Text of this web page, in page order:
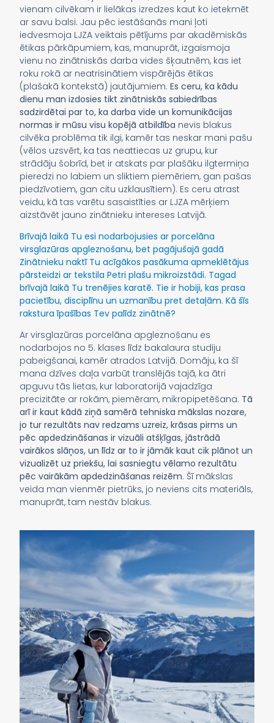
vienam cilvēkam ir lielākas izredzes kaut ko ietekmēt
ar savu balsi. Jau pēc iestāšanās mani ļoti
iedvesmoja LJZA veiktais pētījums par akadēmiskās
ētikas pārkāpumiem, kas, manuprāt, izgaismoja
vienu no zinātniskās darba vides šķautnēm, kas iet
roku rokā ar neatrisinātiem vispārējās ētikas
(plašakā kontekstā) jautājumiem.Es ceru, ka kādu
dienu man izdosies tikt zinātniskās sabiedrības
sadzirdētai par to, ka darba vide un komunikācijas
normas ir mūsu visu kopējā atbildība nevis blakus
cilvēka problēma tik ilgi, kamēr tas neskar mani pašu
(vēlos uzsvērt, ka tas neattiecas uz grupu, kur
strādāju šobrīd, bet ir atskats par plašāku ilgtermiņa
pieredzi no labiem un sliktiem piemēriem, gan pašas
piedzīvotiem, gan citu uzklausītiem). Es ceru atrast
veidu, kā tas varētu sasaistīties ar LJZA mērķiem
aizstāvēt jauno zinātnieku intereses Latvijā.
Brīvajā laikā Tu esi nodarbojusies ar porcelāna
virsglazūras apgleznošanu, bet pagājušajā gadā
Zinātnieku naktī Tu acīgākos pasākuma apmeklētājus
pārsteidzi ar tekstila Petri plašu mikroizstādi. Tagad
brīvajā laikā Tu trenējies karatē. Tie ir hobiji, kas prasa
pacietību, disciplīnu un uzmanību pret detaļām. Kā šīs
rakstura īpašības Tev palīdz zinātnē?
Ar virsglazūras porcelāna apgleznošanu es
nodarbojos no 5. klases līdz bakalaura studiju
pabeigšanai, kamēr atrados Latvijā. Domāju, ka šī
mana dzīves daļa varbūt translējās tajā, ka ātri
apguvu tās lietas, kur laboratorijā vajadzīga
precizitāte ar rokām, piemēram, mikropipetēšana. Tā
arī ir kaut kādā ziņā samērā tehniska mākslas nozare,
jo tur rezultāts nav redzams uzreiz, krāsas pirms un
pēc apdedzināšanas ir vizuāli atšķīgas, jāstrādā
vairākos slāņos, un līdz ar to ir jāmāk kaut cik plānot un
vizualizēt uz priekšu, lai sasniegtu vēlamo rezultātu
pēc vairākām apdedzināšanas reizēm. Šī mākslas
veida man vienmēr pietrūks, jo neviens cits materiāls,
manuprāt, tam nestāv blakus.